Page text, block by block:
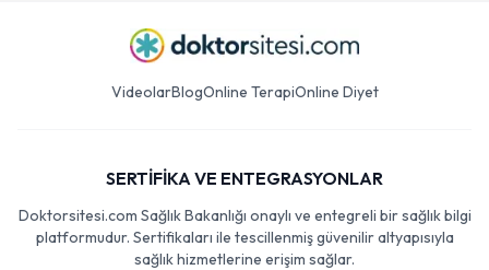
VideolarBlogOnline TerapiOnline Diyet
SERTİFİKA VE ENTEGRASYONLAR
Doktorsitesi.com Sağlık Bakanlığı onaylı ve entegreli bir sağlık bilgi
platformudur. Sertifikaları ile tescillenmiş güvenilir altyapısıyla
sağlık hizmetlerine erişim sağlar.